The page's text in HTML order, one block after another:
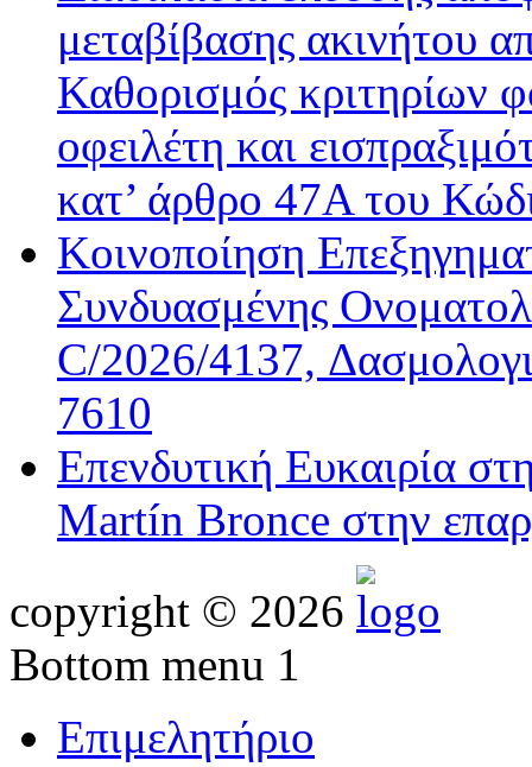
μεταβίβασης ακινήτου
Καθορισμός κριτηρίων
οφειλέτη και
κατ’ άρθρο 47Α του
Κοινοποίηση
Συνδυασμένης
C/2026/4137,
7610
Επενδυτική Ευκαιρία
Martín Bronce στην
copyright © 2026
Bottom menu 1
Επιμελητήριο